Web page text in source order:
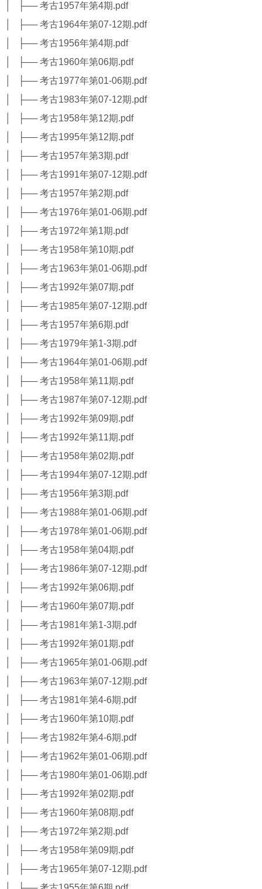
│ ├── 考古1957年第4期.pdf
│ ├── 考古1964年第07-12期.pdf
│ ├── 考古1956年第4期.pdf
│ ├── 考古1960年第06期.pdf
│ ├── 考古1977年第01-06期.pdf
│ ├── 考古1983年第07-12期.pdf
│ ├── 考古1958年第12期.pdf
│ ├── 考古1995年第12期.pdf
│ ├── 考古1957年第3期.pdf
│ ├── 考古1991年第07-12期.pdf
│ ├── 考古1957年第2期.pdf
│ ├── 考古1976年第01-06期.pdf
│ ├── 考古1972年第1期.pdf
│ ├── 考古1958年第10期.pdf
│ ├── 考古1963年第01-06期.pdf
│ ├── 考古1992年第07期.pdf
│ ├── 考古1985年第07-12期.pdf
│ ├── 考古1957年第6期.pdf
│ ├── 考古1979年第1-3期.pdf
│ ├── 考古1964年第01-06期.pdf
│ ├── 考古1958年第11期.pdf
│ ├── 考古1987年第07-12期.pdf
│ ├── 考古1992年第09期.pdf
│ ├── 考古1992年第11期.pdf
│ ├── 考古1958年第02期.pdf
│ ├── 考古1994年第07-12期.pdf
│ ├── 考古1956年第3期.pdf
│ ├── 考古1988年第01-06期.pdf
│ ├── 考古1978年第01-06期.pdf
│ ├── 考古1958年第04期.pdf
│ ├── 考古1986年第07-12期.pdf
│ ├── 考古1992年第06期.pdf
│ ├── 考古1960年第07期.pdf
│ ├── 考古1981年第1-3期.pdf
│ ├── 考古1992年第01期.pdf
│ ├── 考古1965年第01-06期.pdf
│ ├── 考古1963年第07-12期.pdf
│ ├── 考古1981年第4-6期.pdf
│ ├── 考古1960年第10期.pdf
│ ├── 考古1982年第4-6期.pdf
│ ├── 考古1962年第01-06期.pdf
│ ├── 考古1980年第01-06期.pdf
│ ├── 考古1992年第02期.pdf
│ ├── 考古1960年第08期.pdf
│ ├── 考古1972年第2期.pdf
│ ├── 考古1958年第09期.pdf
│ ├── 考古1965年第07-12期.pdf